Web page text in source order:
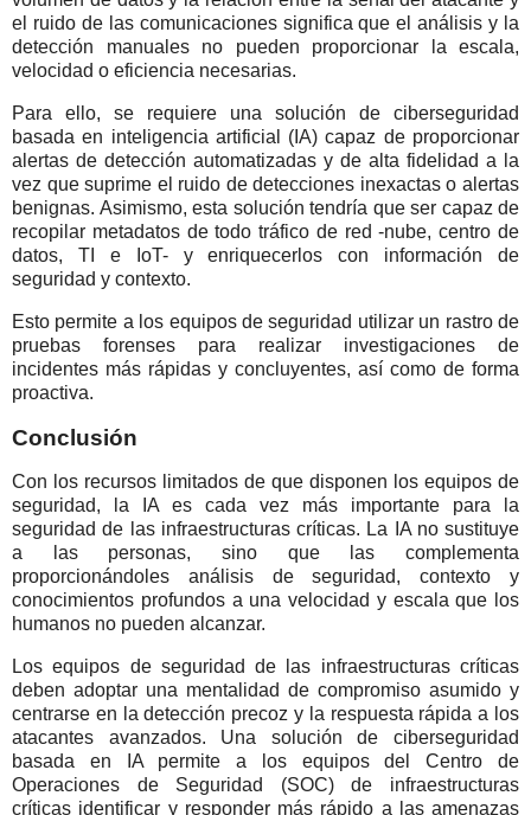
el ruido de las comunicaciones significa que el análisis y la
detección manuales no pueden proporcionar la escala,
velocidad o eficiencia necesarias.
Para ello, se requiere una solución de ciberseguridad
basada en inteligencia artificial (IA) capaz de proporcionar
alertas de detección automatizadas y de alta fidelidad a la
vez que suprime el ruido de detecciones inexactas o alertas
benignas. Asimismo, esta solución tendría que ser capaz de
recopilar metadatos de todo tráfico de red -nube, centro de
datos, TI e IoT- y enriquecerlos con información de
seguridad y contexto.
Esto permite a los equipos de seguridad utilizar un rastro de
pruebas forenses para realizar investigaciones de
incidentes más rápidas y concluyentes, así como de forma
proactiva.
Conclusión
Con los recursos limitados de que disponen los equipos de
seguridad, la IA es cada vez más importante para la
seguridad de las infraestructuras críticas. La IA no sustituye
a las personas, sino que las complementa
proporcionándoles análisis de seguridad, contexto y
conocimientos profundos a una velocidad y escala que los
humanos no pueden alcanzar.
Los equipos de seguridad de las infraestructuras críticas
deben adoptar una mentalidad de compromiso asumido y
centrarse en la detección precoz y la respuesta rápida a los
atacantes avanzados. Una solución de ciberseguridad
basada en IA permite a los equipos del Centro de
Operaciones de Seguridad (SOC) de infraestructuras
críticas identificar y responder más rápido a las amenazas